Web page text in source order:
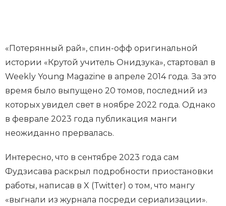
«Потерянный рай», спин-офф оригинальной
истории «Крутой учитель Онидзука», стартовал в
Weekly Young Magazine в апреле 2014 года. За это
время было выпущено 20 томов, последний из
которых увидел свет в ноябре 2022 года. Однако
в феврале 2023 года публикация манги
неожиданно прервалась.
Интересно, что в сентябре 2023 года сам
Фудзисава раскрыл подробности приостановки
работы, написав в X (Twitter) о том, что мангу
«выгнали из журнала посреди сериализации».